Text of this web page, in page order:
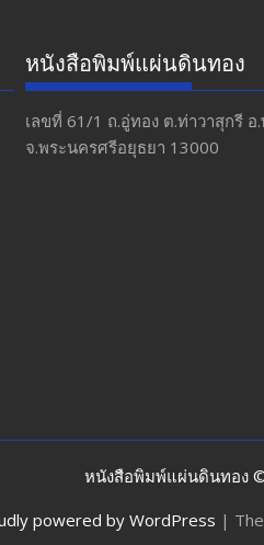
หนังสือพิมพ์แผ่นดินทอง
เลขที่ 61/1 ถ.อู่ทอง​ ต.​ท่าวาสุกรี​
จ.พระนครศรีอยุธยา 13000
หนังสือพิมพ์แผ่นดินทอง
powered by WordPress |